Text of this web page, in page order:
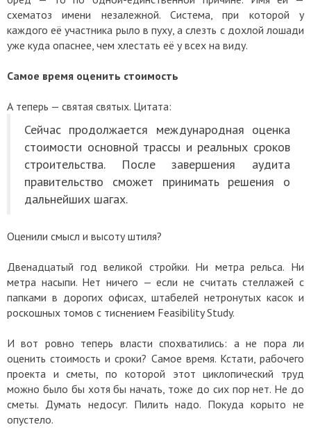
схематоз имени незалежной. Система, при которой у
каждого её участника рыло в пуху, а слезть с дохлой лошади
уже куда опаснее, чем хлестать её у всех на виду.
Самое время оценить стоимость
А теперь — святая святых. Цитата:
Сейчас продолжается международная оценка
стоимости основной трассы и реальных сроков
строительства. После завершения аудита
правительство сможет принимать решения о
дальнейших шагах.
Оценили смысл и высоту штиля?
Двенадцатый год великой стройки. Ни метра рельса. Ни
метра насыпи. Нет ничего — если не считать стеллажей с
папками в дорогих офисах, штабелей нетронутых касок и
роскошных томов с тиснением Feasibility Study.
И вот ровно теперь власти спохватились: а не пора ли
оценить стоимость и сроки? Самое время. Кстати, рабочего
проекта и сметы, по которой этот циклопический труд
можно было бы хотя бы начать, тоже до сих пор нет. Не до
сметы. Думать недосуг. Пилить надо. Покуда корыто не
опустело.